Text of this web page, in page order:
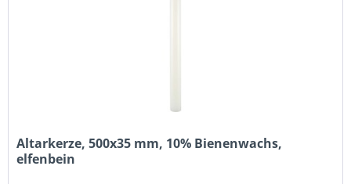
Altarkerze, 500x35 mm, 10% Bienenwachs,
elfenbein